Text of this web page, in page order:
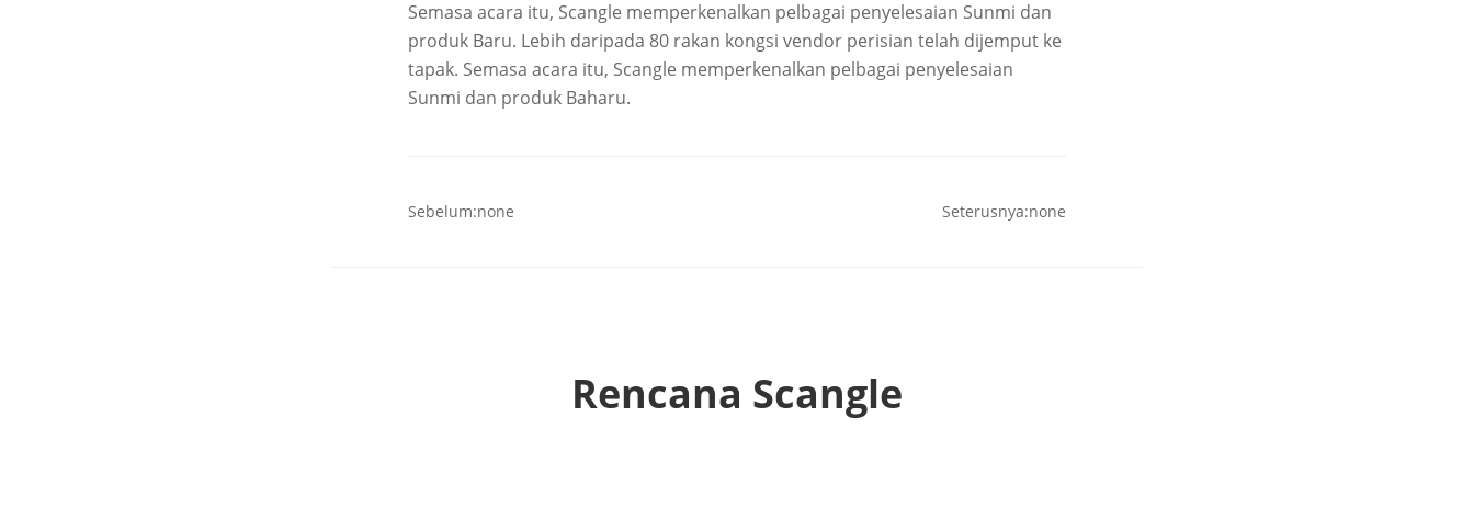
Semasa acara itu, Scangle memperkenalkan pelbagai penyelesaian Sunmi dan
produk Baru. Lebih daripada 80 rakan kongsi vendor perisian telah dijemput ke
tapak. Semasa acara itu, Scangle memperkenalkan pelbagai penyelesaian
Sunmi dan produk Baharu.
Sebelum:none Seterusnya:none
Rencana Scangle